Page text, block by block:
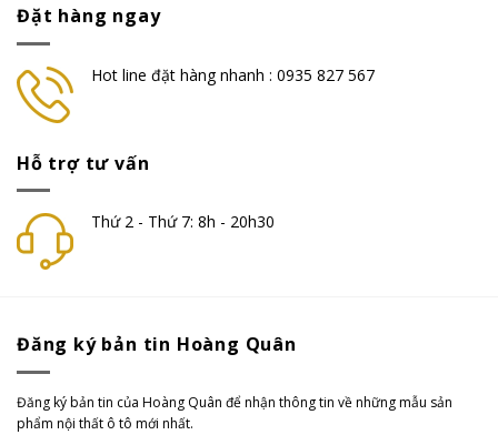
Đặt hàng ngay
Hot line đặt hàng nhanh : 0935 827 567
Hỗ trợ tư vấn
Thứ 2 - Thứ 7: 8h - 20h30
Đăng ký bản tin Hoàng Quân
Đăng ký bản tin của Hoàng Quân để nhận thông tin về những mẫu sản
phẩm nội thất ô tô mới nhất.